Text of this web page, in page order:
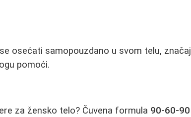
osećati samopouzdano u svom telu, značaj
pomoći.
za žensko telo? Čuvena formula 90-60-90